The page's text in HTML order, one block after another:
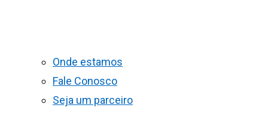
Onde estamos
Fale Conosco
Seja um parceiro